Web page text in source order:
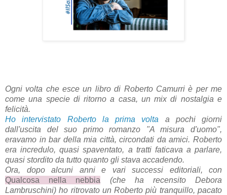
Ogni volta che esce un libro di Roberto Camurri è per me
come una specie di ritorno a casa, un mix di nostalgia e
felicità.
Ho intervistato Roberto la prima volta a pochi giorni
dall'uscita del suo primo romanzo "A misura d'uomo",
eravamo in bar della mia città, circondati da amici. Roberto
era incredulo, quasi spaventato, a tratti faticava a parlare,
quasi stordito da tutto quanto gli stava accadendo.
Ora, dopo alcuni anni e vari successi editoriali, con
Qualcosa nella nebbia (che ha recensito Debora
Lambruschini) ho ritrovato un Roberto più tranquillo, pacato